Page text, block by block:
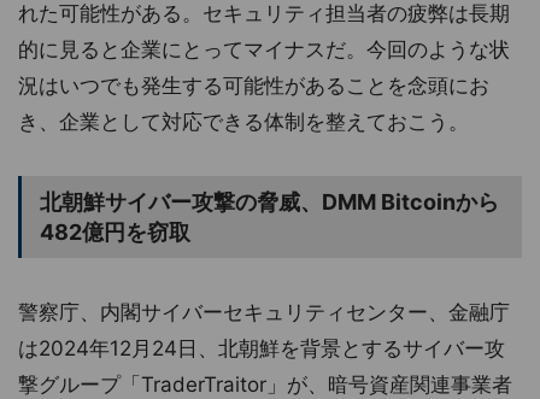
れた可能性がある。セキュリティ担当者の疲弊は長期
的に見ると企業にとってマイナスだ。今回のような状
況はいつでも発生する可能性があることを念頭にお
き、企業として対応できる体制を整えておこう。
北朝鮮サイバー攻撃の脅威、DMM Bitcoinから
482億円を窃取
警察庁、内閣サイバーセキュリティセンター、金融庁
は2024年12月24日、北朝鮮を背景とするサイバー攻
撃グループ「TraderTraitor」が、暗号資産関連事業者